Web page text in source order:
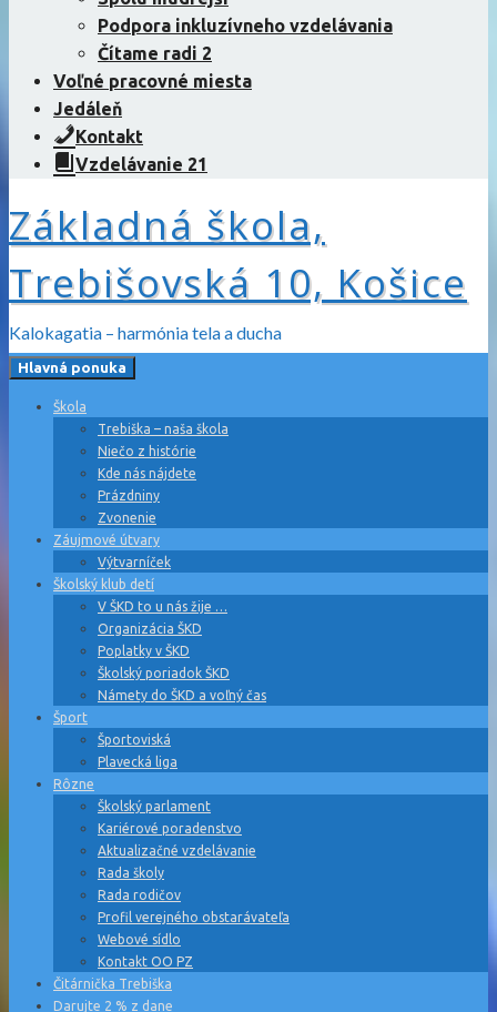
Podpora inkluzívneho vzdelávania
Čítame radi 2
Voľné pracovné miesta
Jedáleň
Kontakt
Vzdelávanie 21
Základná škola,
Trebišovská 10, Košice
Kalokagatia – harmónia tela a ducha
Hlavná ponuka
Škola
Trebiška – naša škola
Niečo z histórie
Kde nás nájdete
Prázdniny
Zvonenie
Záujmové útvary
Výtvarníček
Školský klub detí
V ŠKD to u nás žije …
Organizácia ŠKD
Poplatky v ŠKD
Školský poriadok ŠKD
Námety do ŠKD a voľný čas
Šport
Športoviská
Plavecká liga
Rôzne
Školský parlament
Kariérové poradenstvo
Aktualizačné vzdelávanie
Rada školy
Rada rodičov
Profil verejného obstarávateľa
Webové sídlo
Kontakt OO PZ
Čitárnička Trebiška
Darujte 2 % z dane